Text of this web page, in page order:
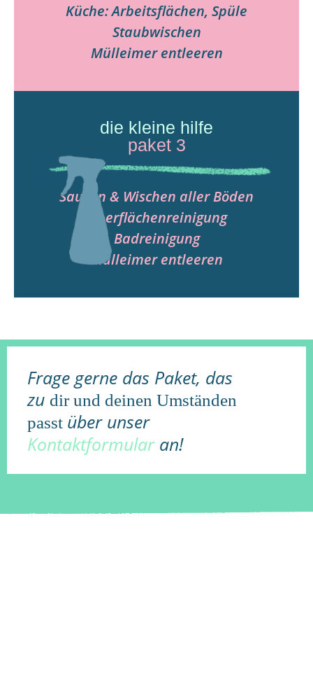
Küche: Arbeitsflächen, Spüle
Staubwischen
Mülleimer entleeren
die kleine hilfe
paket 3
Saugen & Wischen aller Böden
Oberflächenreinigung
Badreinigung
Mülleimer entleeren
Frage gerne das Paket, das
zu dir und deinen Umständen
passt über unser
Kontaktformularan!